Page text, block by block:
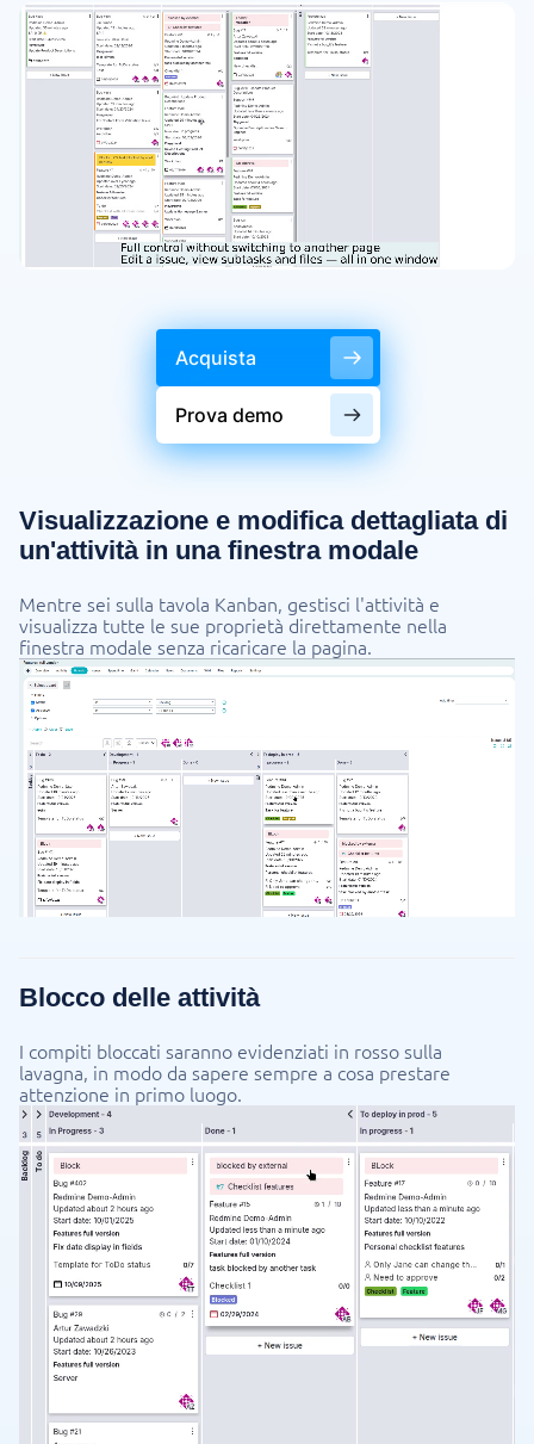
Acquista
Prova demo
Visualizzazione e modifica dettagliata di
un'attività in una finestra modale
Mentre sei sulla tavola Kanban, gestisci l'attività e
visualizza tutte le sue proprietà direttamente nella
finestra modale senza ricaricare la pagina.
Blocco delle attività
I compiti bloccati saranno evidenziati in rosso sulla
lavagna, in modo da sapere sempre a cosa prestare
attenzione in primo luogo.